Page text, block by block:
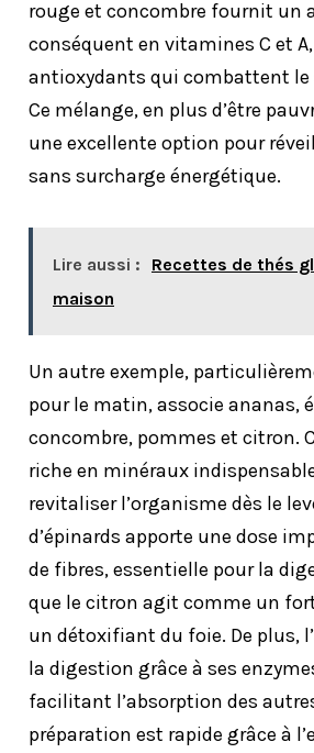
rouge et concombre fournit un
conséquent en vitamines C et
antioxydants qui combattent le
Ce mélange, en plus d’être
une excellente option pour
sans surcharge énergétique.
Lire aussi :
Recettes de thés
maison
Un autre exemple,
pour le matin, associe ananas,
concombre, pommes et citron.
riche en minéraux
revitaliser l’organisme dès le
d’épinards apporte une dose
de fibres, essentielle pour la
que le citron agit comme un
un détoxifiant du foie. De plus,
la digestion grâce à ses
facilitant l’absorption des
préparation est rapide grâce à